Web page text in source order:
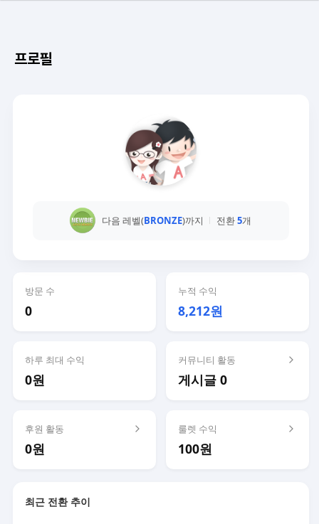
프로필
다음 레벨(BRONZE)까지 전환5개
방문 수
0
누적 수익
8,212원
하루 최대 수익
0원
커뮤니티 활동
게시글 0
후원 활동
0원
룰렛 수익
100원
최근 전환 추이